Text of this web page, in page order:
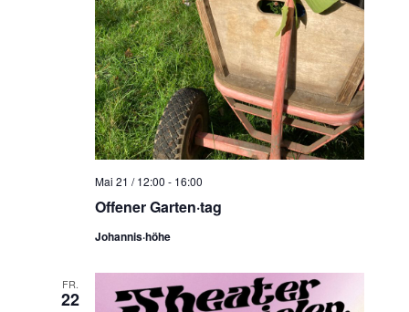
Offener Garten·tag
Mai 21 / 12:00 - 16:00
Johannis·höhe
FR.
22